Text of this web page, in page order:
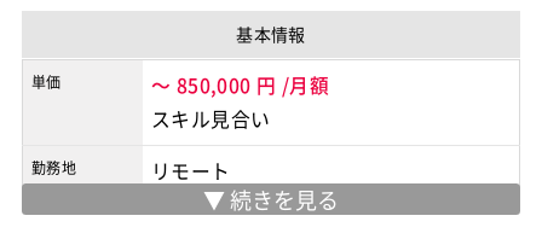
基本情報
単価 ～ 850,000 円 /月額
スキル見合い
勤務地 リモート
※実際の勤務地は応募時にご確認下さい